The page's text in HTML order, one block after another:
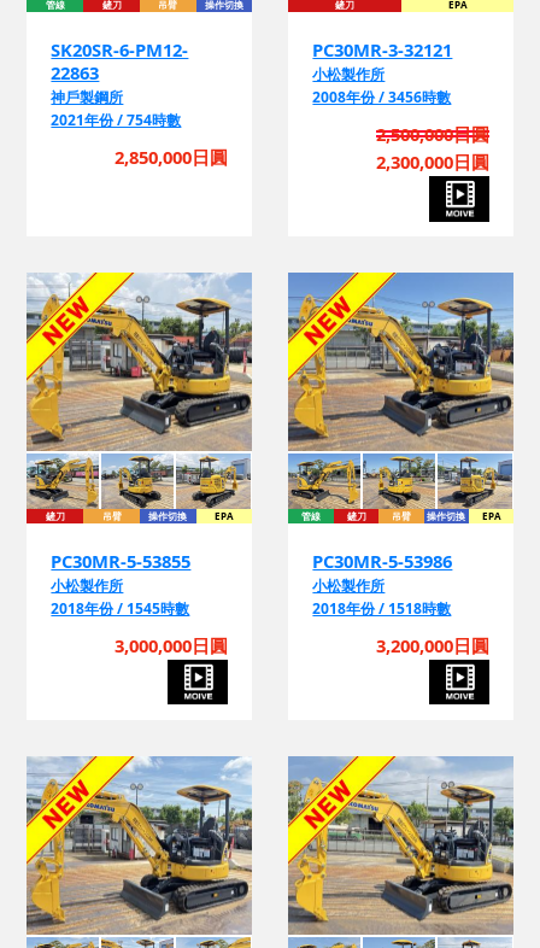
管線 鏟刀 吊臂 操作切換
SK20SR-6-PM12-
22863
神戶製鋼所
2021年份 / 754時數
2,850,000日圓
鏟刀 EPA
PC30MR-3-32121
小松製作所
2008年份 / 3456時數
2,500,000日圓
2,300,000日圓
鏟刀 吊臂 操作切換 EPA
PC30MR-5-53855
小松製作所
2018年份 / 1545時數
3,000,000日圓
管線 鏟刀 吊臂 操作切換 EPA
PC30MR-5-53986
小松製作所
2018年份 / 1518時數
3,200,000日圓